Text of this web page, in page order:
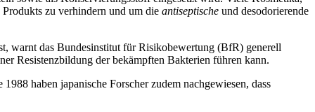
zu verhindern und um die antiseptische und desodorierende
warnt das Bundesinstitut für Risikobewertung (BfR) generell
Resistenzbildung der bekämpften Bakterien führen kann.
haben japanische Forscher zudem nachgewiesen, dass